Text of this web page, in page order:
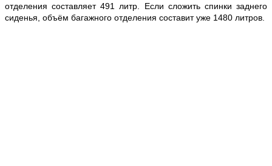
отделения составляет 491 литр. Если сложить спинки заднего
сиденья, объём багажного отделения составит уже 1480 литров.